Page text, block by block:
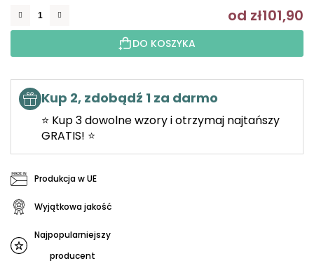
od zł101,90
DO KOSZYKA
Kup 2, zdobądź 1 za darmo
⭐ Kup 3 dowolne wzory i otrzymaj najtańszy
GRATIS! ⭐
Produkcja w UE
Wyjątkowa jakość
Najpopularniejszy
producent